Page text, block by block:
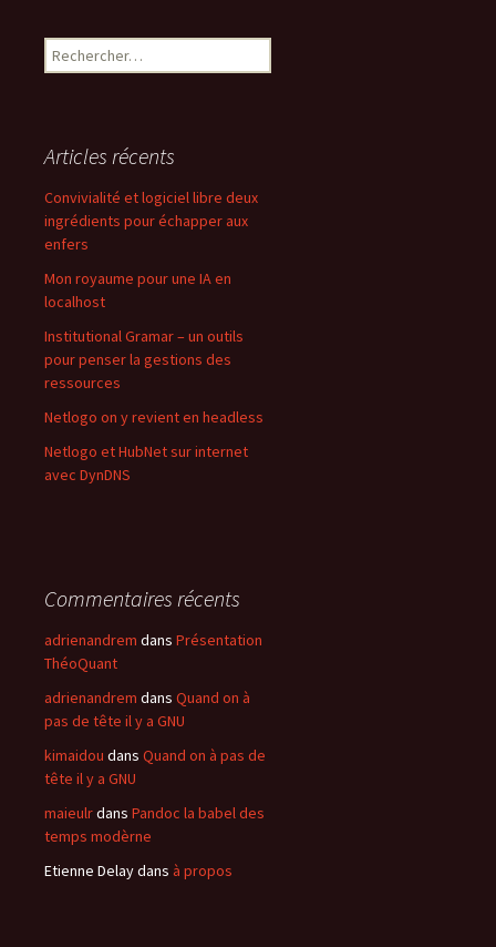
Rechercher :
Articles récents
Convivialité et logiciel libre deux
ingrédients pour échapper aux
enfers
Mon royaume pour une IA en
localhost
Institutional Gramar – un outils
pour penser la gestions des
ressources
Netlogo on y revient en headless
Netlogo et HubNet sur internet
avec DynDNS
Commentaires récents
adrienandrem dans Présentation
ThéoQuant
adrienandrem dans Quand on à
pas de tête il y a GNU
kimaidou dans Quand on à pas de
tête il y a GNU
maieulrdans Pandoc la babel des
temps modèrne
Etienne Delaydans à propos